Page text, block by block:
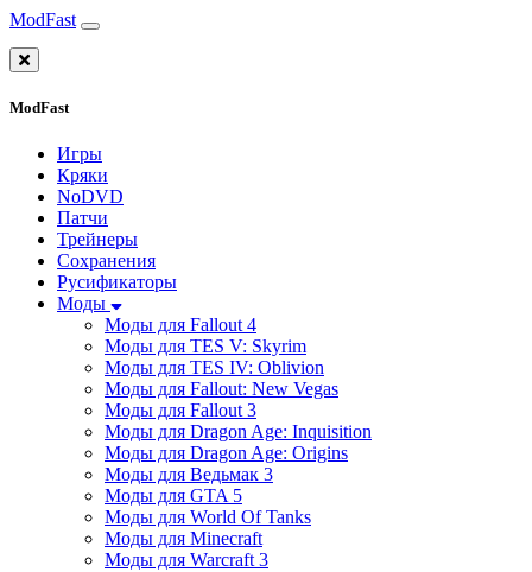
ModFast
ModFast
Игры
Кряки
NoDVD
Патчи
Трейнеры
Сохранения
Русификаторы
Моды
Моды для Fallout 4
Моды для TES V: Skyrim
Моды для TES IV: Oblivion
Моды для Fallout: New Vegas
Моды для Fallout 3
Моды для Dragon Age: Inquisition
Моды для Dragon Age: Origins
Моды для Ведьмак 3
Моды для GTA 5
Моды для World Of Tanks
Моды для Minecraft
Моды для Warcraft 3